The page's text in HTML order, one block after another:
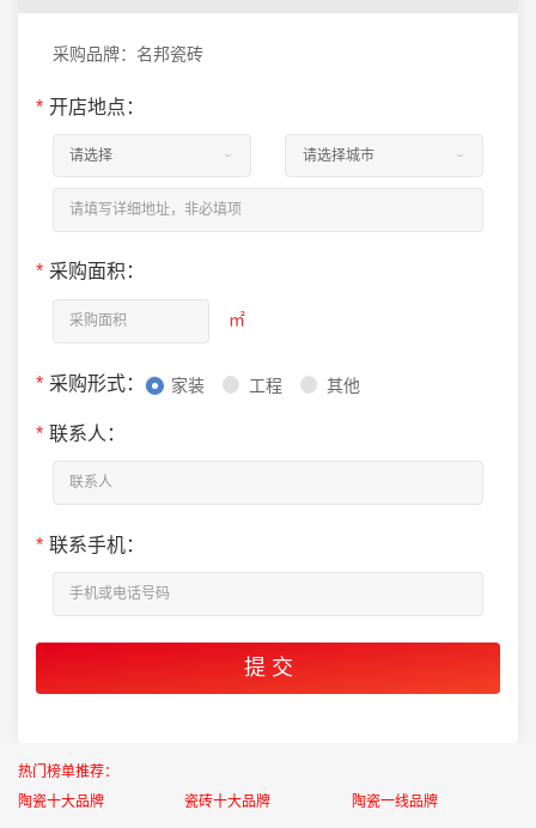
采购品牌：名邦瓷砖
* 开店地点：
* 采购面积：
㎡
* 采购形式： 家装 工程 其他
* 联系人：
* 联系手机：
热门榜单推荐：
陶瓷十大品牌
瓷砖十大品牌 陶瓷一线品牌